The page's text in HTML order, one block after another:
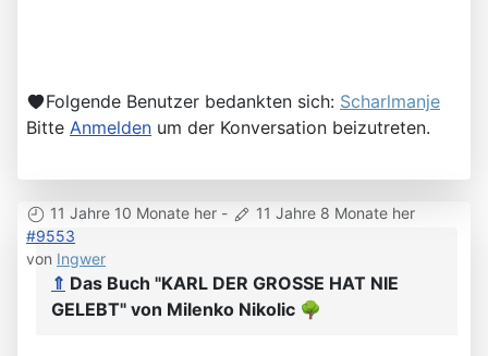
Folgende Benutzer bedankten sich: Scharlmanje
Bitte Anmelden um der Konversation beizutreten.
11 Jahre 10 Monate her -
11 Jahre 8 Monate her
#9553
von Ingwer
⇑ Das Buch "KARL DER GROSSE HAT NIE
GELEBT" von Milenko Nikolic 🌳